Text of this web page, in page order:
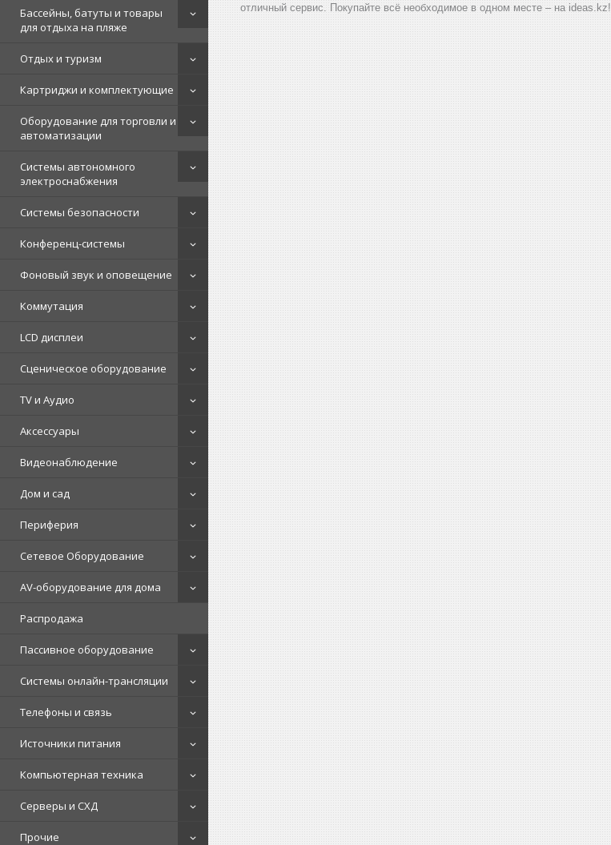
Бассейны, батуты и товары
для отдыха на пляже
Отдых и туризм
Картриджи и комплектующие
Оборудование для торговли и
автоматизации
Системы автономного
электроснабжения
Системы безопасности
Конференц-системы
Фоновый звук и оповещение
Коммутация
LCD дисплеи
Сценическое оборудование
TV и Аудио
Аксессуары
Видеонаблюдение
Дом и сад
Периферия
Сетевое Оборудование
AV-оборудование для дома
Распродажа
Пассивное оборудование
Системы онлайн-трансляции
Телефоны и связь
Источники питания
Компьютерная техника
Серверы и СХД
Прочие
отличный сервис. Покупайте всё необходимое в одном месте – на ideas.kz!